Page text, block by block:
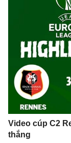
Video cúp C2
thắng